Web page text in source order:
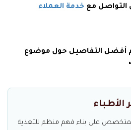
مع خدمة العملاء
أفضل التفاصيل حول موضوع
الأطباء
على بناء فهم منظم للتغذية